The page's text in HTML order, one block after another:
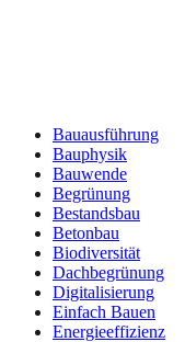
Bauausführung
Bauphysik
Bauwende
Begrünung
Bestandsbau
Betonbau
Biodiversität
Dachbegrünung
Digitalisierung
Einfach Bauen
Energieeffizienz